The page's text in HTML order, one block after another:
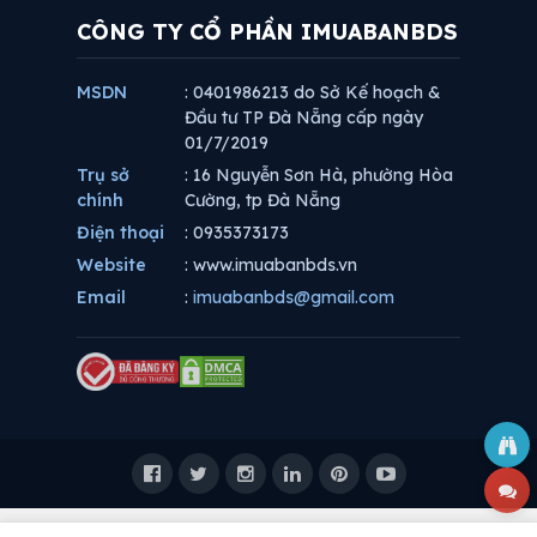
đáp ứng tiêu chí giá rẻ theo đúng ý định từ đầu của
CÔNG TY CỔ PHẦN IMUABANBDS
MSDN
: 0401986213 do Sở Kế hoạch &
Đầu tư TP Đà Nẵng cấp ngày
01/7/2019
Trụ sở
chính
: 16 Nguyễn Sơn Hà, phường Hòa
Cường, tp Đà Nẵng
Điện thoại
: 0935373173
Website
: www.imuabanbds.vn
Email
: imuabanbds@gmail.com